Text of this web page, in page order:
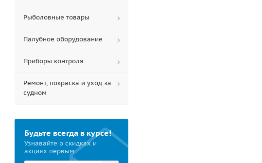
Рыболовные товары
Палубное оборудование
Приборы контроля
Ремонт, покраска и уход за
судном
Будьте всегда в курсе!
Узнавайте о скидках и
акциях первым